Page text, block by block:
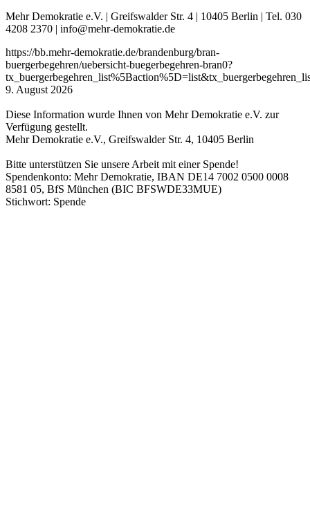
Mehr Demokratie e.V. | Greifswalder Str. 4 | 10405 Berlin | Tel. 030
4208 2370 | info@mehr-demokratie.de
https://bb.mehr-demokratie.de/brandenburg/bran-
buergerbegehren/uebersicht-buegerbegehren-bran0?
9. August 2026
Diese Information wurde Ihnen von Mehr Demokratie e.V. zur
Verfügung gestellt.
Mehr Demokratie e.V., Greifswalder Str. 4, 10405 Berlin
Bitte unterstützen Sie unsere Arbeit mit einer Spende!
Spendenkonto: Mehr Demokratie, IBAN DE14 7002 0500 0008
8581 05, BfS München (BIC BFSWDE33MUE)
Stichwort: Spende